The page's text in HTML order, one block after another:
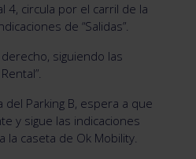
4, circula por el carril de la
de “Salidas”.
siguiendo las
Parking B, espera a que
y sigue las indicaciones
la caseta de Ok Mobility.